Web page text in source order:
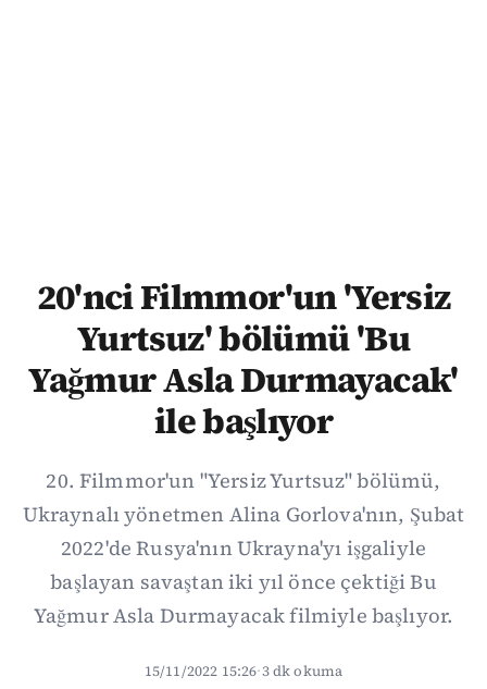
20'nci Filmmor'un 'Yersiz
Yurtsuz' bölümü 'Bu
Yağmur Asla Durmayacak'
ile başlıyor
20. Filmmor'un "Yersiz Yurtsuz" bölümü,
Ukraynalı yönetmen Alina Gorlova'nın, Şubat
2022'de Rusya'nın Ukrayna'yı işgaliyle
başlayan savaştan iki yıl önce çektiği Bu
Yağmur Asla Durmayacak filmiyle başlıyor.
15/11/2022 15:26·3 dk okuma